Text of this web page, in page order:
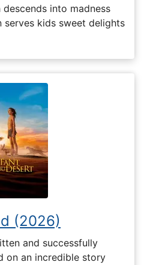
into madness
serves kids sweet delights
(2026)
and successfully
on an incredible story